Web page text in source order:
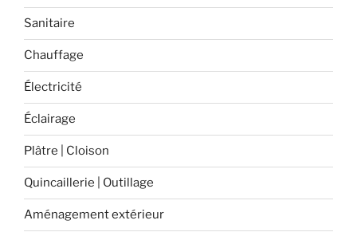
Sanitaire
Chauffage
Électricité
Éclairage
Plâtre | Cloison
Quincaillerie | Outillage
Aménagement extérieur